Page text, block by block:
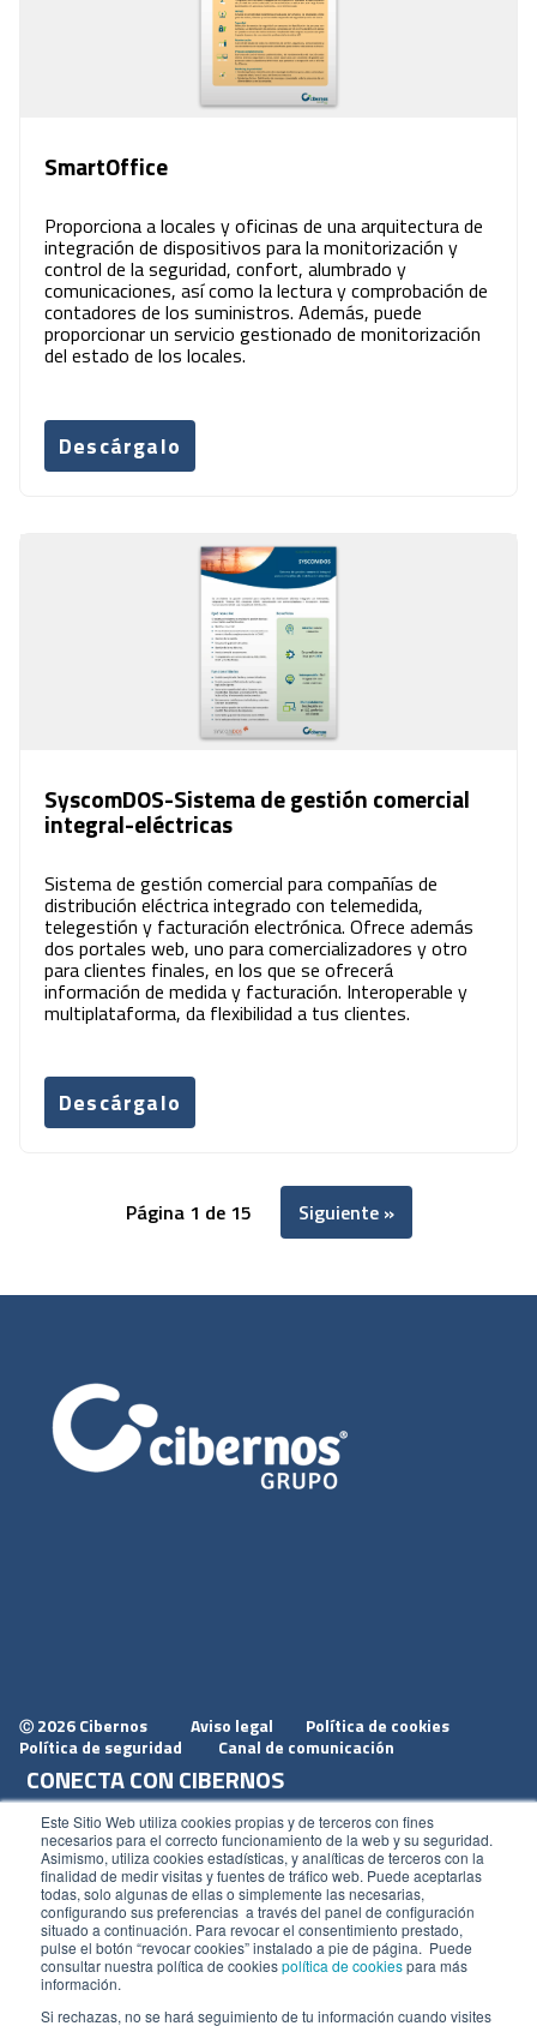
Este Sitio Web utiliza cookies propias y de terceros con fines
necesarios para el correcto funcionamiento de la web y su seguridad.
Asimismo, utiliza cookies estadísticas, y analíticas de terceros con la
finalidad de medir visitas y fuentes de tráfico web. Puede aceptarlas
todas, solo algunas de ellas o simplemente las necesarias,
configurando sus preferencias a través del panel de configuración
situado a continuación. Para revocar el consentimiento prestado,
pulse el botón “revocar cookies” instalado a pie de página. Puede
consultar nuestra política de cookiespolítica de cookiespara más
información.
Si rechazas, no se hará seguimiento de tu información cuando visites
SmartOffice
Proporciona a locales y oficinas de una arquitectura de
integración de dispositivos para la monitorización y
control de la seguridad, confort, alumbrado y
comunicaciones, así como la lectura y comprobación de
contadores de los suministros. Además, puede
proporcionar un servicio gestionado de monitorización
del estado de los locales.
Descárgalo
SyscomDOS-Sistema de gestión comercial
integral-eléctricas
Sistema de gestión comercial para compañías de
distribución eléctrica integrado con telemedida,
telegestión y facturación electrónica. Ofrece además
dos portales web, uno para comercializadores y otro
para clientes finales, en los que se ofrecerá
información de medida y facturación. Interoperable y
multiplataforma, da flexibilidad a tus clientes.
Descárgalo
Página 1 de 15 Siguiente »
Ⓒ 2026 Cibernos Aviso legal
Política de cookies
Política de seguridad
Canal de comunicación
CONECTA CON CIBERNOS
Únete a nosotros
Dónde estamos
Conoce nuestro blog
ACCESOS